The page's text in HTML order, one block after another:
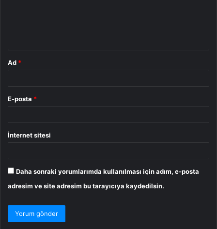
Ad *
E-posta *
İnternet sitesi
Daha sonraki yorumlarımda kullanılması için adım, e-posta
adresim ve site adresim bu tarayıcıya kaydedilsin.